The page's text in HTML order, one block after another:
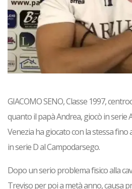
GIACOMO SENO, Classe 1997,
quanto il papà Andrea, giocò in serie
Venezia ha giocato con la stessa fino
in serie D al Campodarsego.
Dopo un serio problema fisico alla
Treviso per poi a metà anno, causa